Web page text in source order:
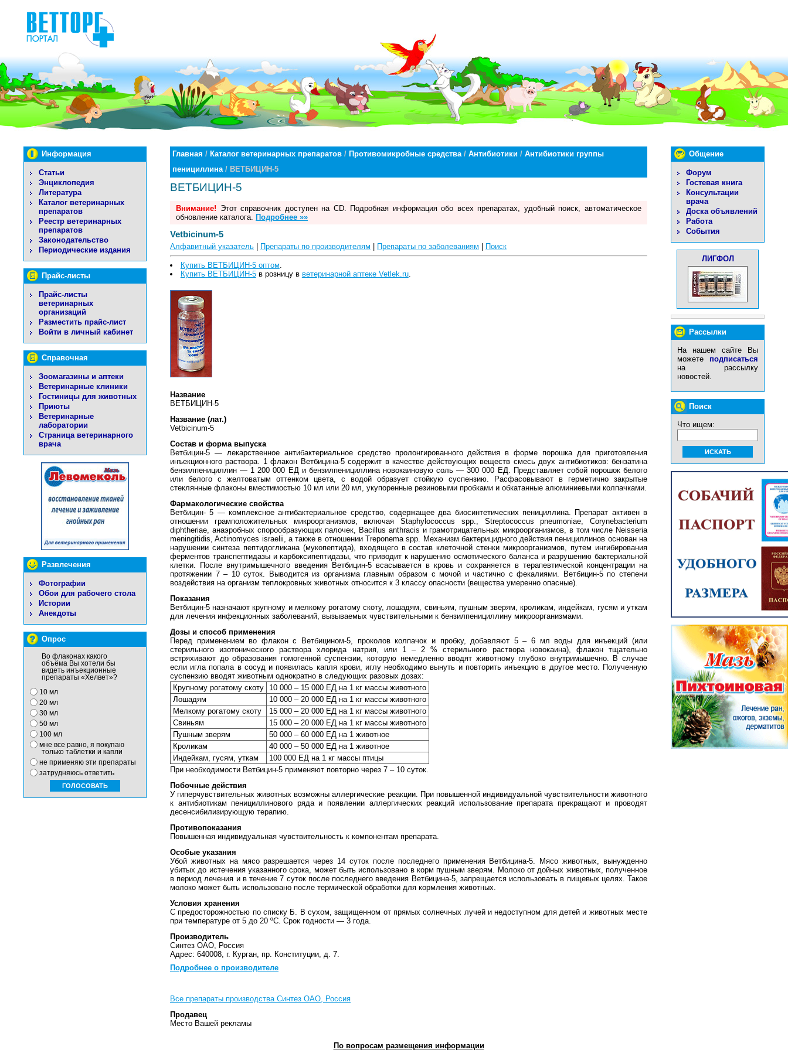
Информация
Статьи
Энциклопедия
Литература
Каталог ветеринарных
препаратов
Реестр ветеринарных
препаратов
Законодательство
Периодические издания
Прайс-листы
Прайс-листы
ветеринарных
организаций
Разместить прайс-лист
Войти в личный кабинет
Справочная
Зоомагазины и аптеки
Ветеринарные клиники
Гостиницы для животных
Приюты
Ветеринарные
лаборатории
Страница ветеринарного
врача
Развлечения
Фотографии
Обои для рабочего стола
Истории
Анекдоты
Опрос
Во флаконах какого
объёма Вы хотели бы
видеть инъекционные
препараты «Хелвет»?
10 мл
20 мл
30 мл
50 мл
100 мл
мне все равно, я покупаю
только таблетки и капли
не применяю эти препараты
затрудняюсь ответить
Общение
Форум
Гостевая книга
Консультации
врача
Доска объявлений
Работа
События
ЛИГФОЛ
Рассылки
На нашем сайте Вы
можете подписаться
на рассылку
новостей.
Поиск
Что ищем:
Главная / Каталог ветеринарных препаратов / Противомикробные средства/ Антибиотики / Антибиотики группы
пенициллина/ ВЕТБИЦИН-5
ВЕТБИЦИН-5
Внимание! Этот справочник доступен на CD. Подробная информация обо всех препаратах, удобный поиск, автоматическое
обновление каталога. Подробнее »»
Vetbicinum-5
Алфавитный указатель Препараты по производителям Препараты по заболеваниям Поиск
Купить ВЕТБИЦИН-5 оптом
Купить ВЕТБИЦИН-5в розницу в ветеринарной аптеке Vetlek.ru.
Название
ВЕТБИЦИН-5
Название (лат.)
Vetbicinum-5
Состав и форма выпуска
Ветбицин-5 — лекарственное антибактериальное средство пролонгированного действия в форме порошка для приготовления
инъекционного раствора. 1 флакон Ветбицина-5 содержит в качестве действующих веществ смесь двух антибиотиков: бензатина
бензилпенициллин — 1 200 000 ЕД и бензилпенициллина новокаиновую соль — 300 000 ЕД. Представляет собой порошок белого
или белого с желтоватым оттенком цвета, с водой образует стойкую суспензию. Расфасовывают в герметично закрытые
стеклянные флаконы вместимостью 10 мл или 20 мл, укупоренные резиновыми пробками и обкатанные алюминиевыми колпачками.
Фармакологические свойства
Ветбицин- 5 — комплексное антибактериальное средство, содержащее два биосинтетических пенициллина. Препарат активен в
отношении грамположительных микроорганизмов, включая Staphylococcus spp., Streptococcus pneumoniae, Corynebacterium
diphtheriae, анаэробных спорообразующих палочек, Bacillus anthracis и грамотрицательных микроорганизмов, в том числе Neisseria
meningitidis, Actinomyces israelii, а также в отношении Treponema spp. Механизм бактерицидного действия пенициллинов основан на
нарушении синтеза пептидогликана (мукопептида), входящего в состав клеточной стенки микроорганизмов, путем ингибирования
ферментов транспептидазы и карбоксипептидазы, что приводит к нарушению осмотического баланса и разрушению бактериальной
клетки. После внутримышечного введения Ветбицин-5 всасывается в кровь и сохраняется в терапевтической концентрации на
протяжении 7 – 10 суток. Выводится из организма главным образом с мочой и частично с фекалиями. Ветбицин-5 по степени
воздействия на организм теплокровных животных относится к 3 классу опасности (вещества умеренно опасные).
Показания
Ветбицин-5 назначают крупному и мелкому рогатому скоту, лошадям, свиньям, пушным зверям, кроликам, индейкам, гусям и уткам
для лечения инфекционных заболеваний, вызываемых чувствительными к бензилпенициллину микроорганизмами.
Дозы и способ применения
Перед применением во флакон с Ветбицином-5, проколов колпачок и пробку, добавляют 5 – 6 мл воды для инъекций (или
стерильного изотонического раствора хлорида натрия, или 1 – 2 % стерильного раствора новокаина), флакон тщательно
встряхивают до образования гомогенной суспензии, которую немедленно вводят животному глубоко внутримышечно. В случае
если игла попала в сосуд и появилась капля крови, иглу необходимо вынуть и повторить инъекцию в другое место. Полученную
суспензию вводят животным однократно в следующих разовых дозах:
Крупному рогатому скоту
10 000 – 15 000 ЕД на 1 кг массы животного
Лошадям
10 000 – 20 000 ЕД на 1 кг массы животного
Мелкому рогатому скоту
15 000 – 20 000 ЕД на 1 кг массы животного
Свиньям
15 000 – 20 000 ЕД на 1 кг массы животного
Пушным зверям
50 000 – 60 000 ЕД на 1 животное
Кроликам
40 000 – 50 000 ЕД на 1 животное
Индейкам, гусям, уткам
100 000 ЕД на 1 кг массы птицы
При необходимости Ветбицин-5 применяют повторно через 7 – 10 суток.
Побочные действия
У гиперчувствительных животных возможны аллергические реакции. При повышенной индивидуальной чувствительности животного
к антибиотикам пенициллинового ряда и появлении аллергических реакций использование препарата прекращают и проводят
десенсибилизирующую терапию.
Противопоказания
Повышенная индивидуальная чувствительность к компонентам препарата.
Особые указания
Убой животных на мясо разрешается через 14 суток после последнего применения Ветбицина-5. Мясо животных, вынужденно
убитых до истечения указанного срока, может быть использовано в корм пушным зверям. Молоко от дойных животных, полученное
в период лечения и в течение 7 суток после последнего введения Ветбицина-5, запрещается использовать в пищевых целях. Такое
молоко может быть использовано после термической обработки для кормления животных.
Условия хранения
С предосторожностью по списку Б. В сухом, защищенном от прямых солнечных лучей и недоступном для детей и животных месте
при температуре от 5 до 20 ºC. Срок годности — 3 года.
Производитель
Синтез ОАО, Россия
Адрес: 640008, г. Курган, пр. Конституции, д. 7.
Подробнее о производителе
Все препараты производства Синтез ОАО, Россия
Продавец
Место Вашей рекламы
По вопросам размещения информации